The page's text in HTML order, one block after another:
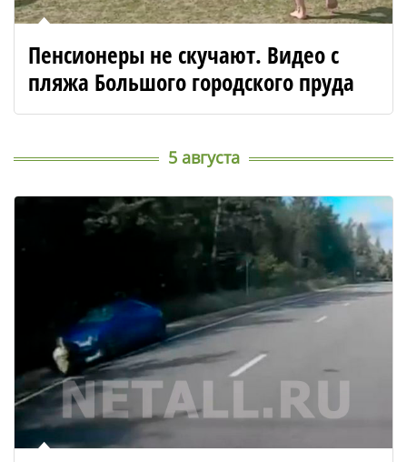
Пенсионеры не скучают. Видео с
пляжа Большого городского пруда
5 августа